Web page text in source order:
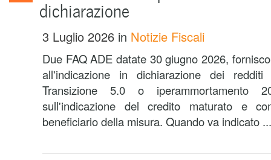
dichiarazione
3 Luglio 2026 in Notizie Fiscali
Due FAQ ADE datate 30 giugno 2026,
all'indicazione in dichiarazione dei
Transizione 5.0 o iperammortamento
sull'indicazione del credito maturato e
beneficiario della misura. Quando va indicato ...